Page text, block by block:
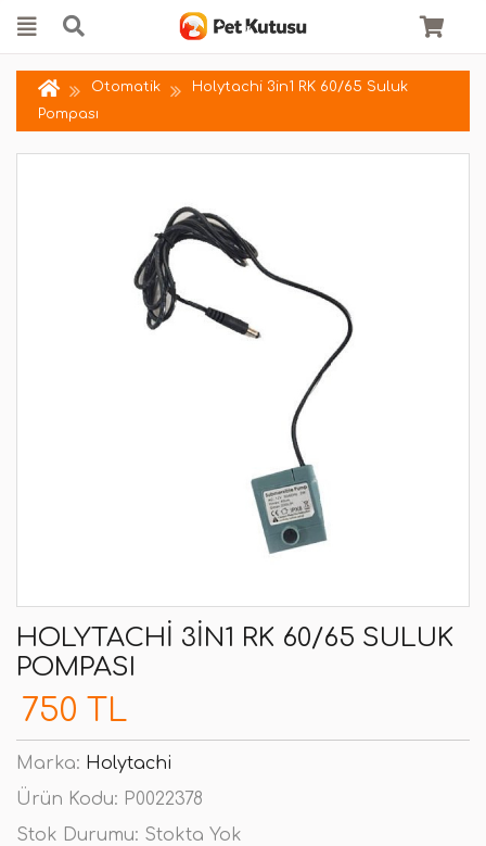
Otomatik
Holytachi 3in1 RK 60/65 Suluk
Pompası
HOLYTACHI 3IN1 RK 60/65 SULUK
POMPASI
750 TL
Marka: Holytachi
Ürün Kodu: P0022378
Stok Durumu: Stokta Yok